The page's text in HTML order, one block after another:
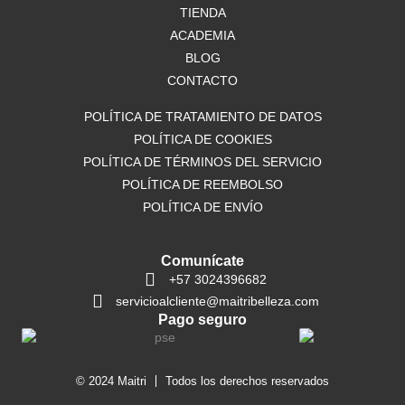
r
a
m
TIENDA
ACADEMIA
BLOG
CONTACTO
POLÍTICA DE TRATAMIENTO DE DATOS
POLÍTICA DE COOKIES
POLÍTICA DE TÉRMINOS DEL SERVICIO
POLÍTICA DE REEMBOLSO
POLÍTICA DE ENVÍO
Comunícate
+57 3024396682
servicioalcliente@maitribelleza.com
Pago seguro
© 2024 Maitri Todos los derechos reservados